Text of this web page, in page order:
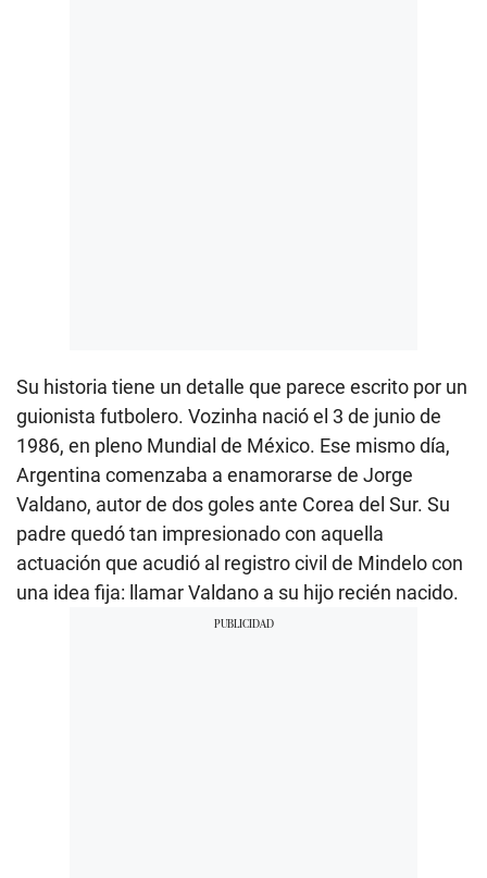
Su historia tiene un detalle que parece escrito por un
guionista futbolero. Vozinha nació el 3 de junio de
1986, en pleno Mundial de México. Ese mismo día,
Argentina comenzaba a enamorarse de Jorge
Valdano, autor de dos goles ante Corea del Sur. Su
padre quedó tan impresionado con aquella
actuación que acudió al registro civil de Mindelo con
una idea fija: llamar Valdano a su hijo recién nacido.